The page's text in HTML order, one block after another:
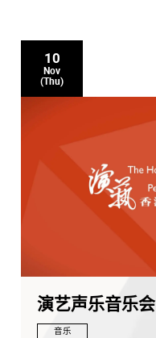
10
Nov
(Thu)
演艺声乐音乐会
音乐